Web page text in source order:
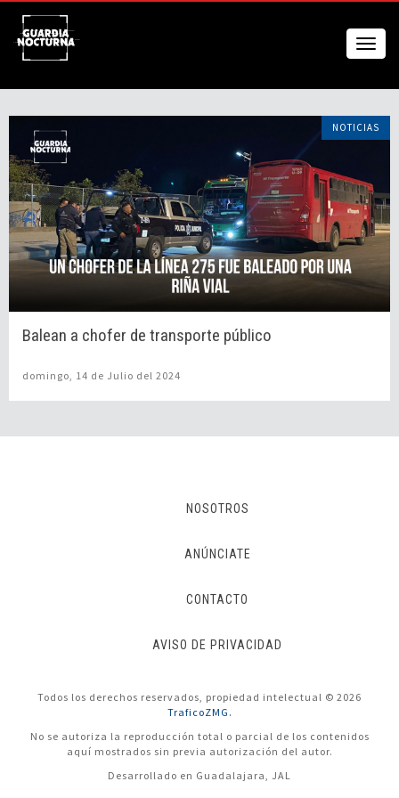
NOTICIAS
Balean a chofer de transporte público
domingo, 14 de Julio del 2024
NOSOTROS
ANÚNCIATE
CONTACTO
AVISO DE PRIVACIDAD
Todos los derechos reservados, propiedad intelectual © 2026
TraficoZMG.
No se autoriza la reproducción total o parcial de los contenidos
aquí mostrados sin previa autorización del autor.
Desarrollado en Guadalajara, JAL